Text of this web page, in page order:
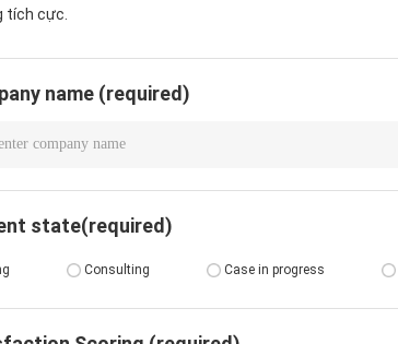
tích cực.
name (required)
state(required)
Consulting Case in progress